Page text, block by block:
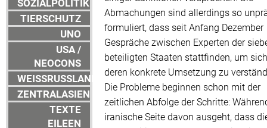
SOZIALPOLITIK
TIERSCHUTZ
UNO
USA /
NEOCONS
WEISSRUSSLAND
ZENTRALASIEN
TEXTE
EILEEN
Abmachungen sind allerdings so
formuliert, dass seit Anfang Dezember
Gespräche zwischen Experten der
beteiligten Staaten stattfinden, um
deren konkrete Umsetzung zu
Die Probleme beginnen schon mit der
zeitlichen Abfolge der Schritte:
iranische Seite davon ausgeht, dass